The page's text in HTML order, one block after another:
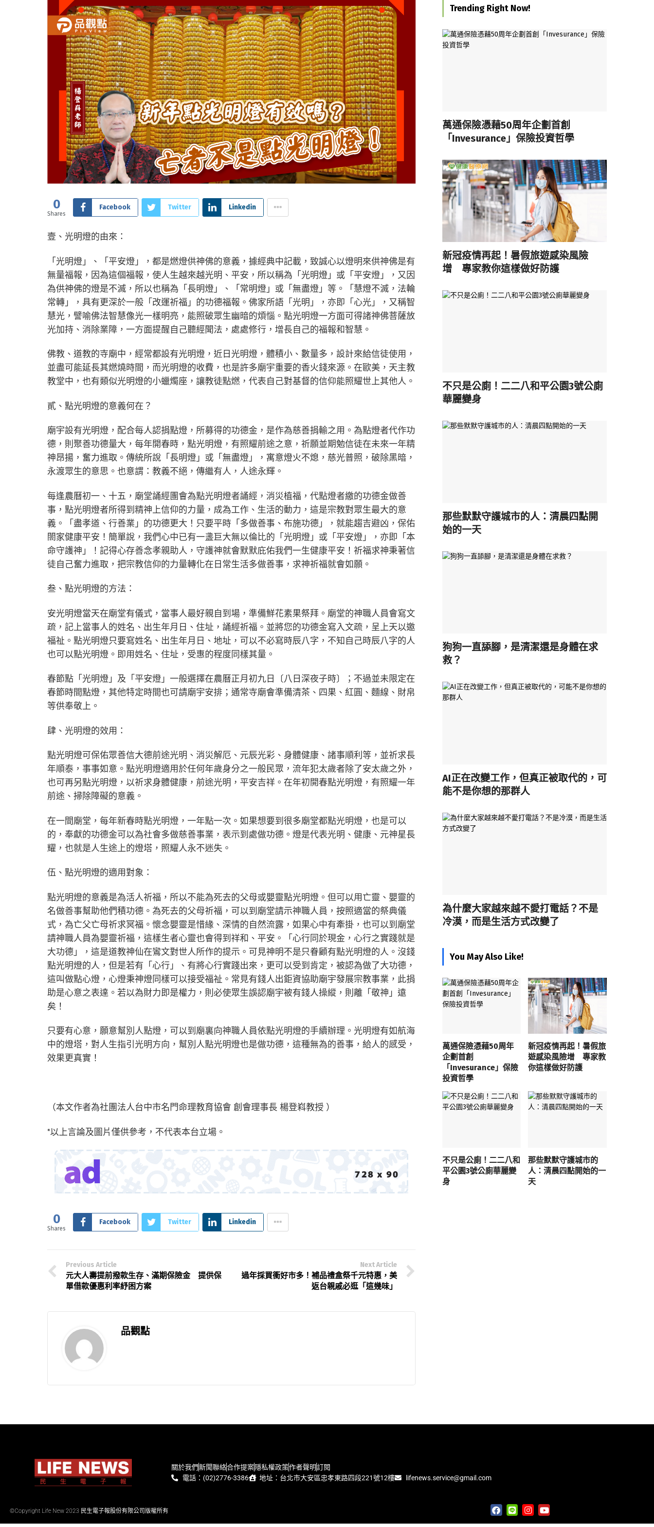
0
Shares
Facebook Twitter Linkedin
壹、光明燈的由來：
「光明燈」、「平安燈」，都是燃燈供神佛的意義，據經典中記載，致誠心以燈明來供神佛是有
無量福報，因為這個福報，使人生越來越光明、平安，所以稱為「光明燈」或「平安燈」，又因
為供神佛的燈是不滅，所以也稱為「長明燈」、「常明燈」或「無盡燈」等。「慧燈不滅，法輪
常轉」，具有更深於一般「改運祈福」的功德福報。佛家所語「光明」，亦即「心光」，又稱智
慧光，譬喻佛法智慧像光一樣明亮，能照破眾生幽暗的煩惱。點光明燈一方面可得諸神佛菩薩放
光加持、消除業障，一方面提醒自己聽經聞法，處處修行，增長自己的福報和智慧。
佛教、道教的寺廟中，經常都設有光明燈，近日光明燈，體積小、數量多，設計來給信徒使用，
並盡可能延長其燃燒時間，而光明燈的收費，也是許多廟宇重要的香火錢來源。在歐美，天主教
教堂中，也有類似光明燈的小蠟燭座，讓教徒點燃，代表自己對基督的信仰能照耀世上其他人。
貳、點光明燈的意義何在？
廟宇設有光明燈，配合每人認捐點燈，所募得的功德金，是作為慈善捐輸之用。為點燈者代作功
德，則聚善功德量大，每年開春時，點光明燈，有照耀前途之意，祈願並期勉信徒在未來一年精
神昂揚，奮力進取。傳統所說「長明燈」或「無盡燈」，寓意燈火不熄，慈光普照，破除黑暗，
永渡眾生的意思。也意謂：教義不絕，傳繼有人，人途永輝。
每逢農曆初一、十五，廟堂誦經團會為點光明燈者誦經，消災植福，代點燈者繳的功德金做善
事，點光明燈者所得到精神上信仰的力量，成為工作、生活的動力，這是宗教對眾生最大的意
義。「盡孝道、行善業」的功德更大！只要平時「多做善事、布施功德」，就能趨吉避凶，保佑
閤家健康平安！簡單說，我們心中已有一盞巨大無以倫比的「光明燈」或「平安燈」，亦即「本
命守護神」！記得心存善念孝親助人，守護神就會默默庇佑我們一生健康平安！祈福求神秉著信
徒自己奮力進取，把宗教信仰的力量轉化在日常生活多做善事，求神祈福就會如願。
叁、點光明燈的方法：
安光明燈當天在廟堂有儀式，當事人最好親自到場，準備鮮花素果祭拜。廟堂的神職人員會寫文
疏，記上當事人的姓名、出生年月日、住址，誦經祈福。並將您的功德金寫入文疏，呈上天以邀
福祉。點光明燈只要寫姓名、出生年月日、地址，可以不必寫時辰八字，不知自己時辰八字的人
也可以點光明燈。即用姓名、住址，受惠的程度同樣其量。
春節點「光明燈」及「平安燈」一般選擇在農曆正月初九日〔八日深夜子時〕；不過並未限定在
春節時間點燈，其他特定時間也可請廟宇安排；通常寺廟會準備清茶、四果、紅圓、麵線、財帛
等供奉敬上。
肆、光明燈的效用：
點光明燈可保佑眾善信大德前途光明、消災解厄、元辰光彩、身體健康、諸事順利等，並祈求長
年順泰，事事如意。點光明燈適用於任何年歲身分之一般民眾，流年犯太歲者除了安太歲之外，
也可再另點光明燈，以祈求身體健康，前途光明，平安吉祥。在年初開春點光明燈，有照耀一年
前途、掃除障礙的意義。
在一間廟堂，每年新春時點光明燈，一年點一次。如果想要到很多廟堂都點光明燈，也是可以
的，奉獻的功德金可以為社會多做慈善事業，表示到處做功德。燈是代表光明、健康、元神星長
耀，也就是人生途上的燈塔，照耀人永不迷失。
伍、點光明燈的適用對象：
點光明燈的意義是為活人祈福，所以不能為死去的父母或嬰靈點光明燈。但可以用亡靈、嬰靈的
名做善事幫助他們積功德。為死去的父母祈福，可以到廟堂請示神職人員，按照適當的祭典儀
式，為亡父亡母祈求冥福。懷念嬰靈是惜緣、深情的自然流露，如果心中有牽掛，也可以到廟堂
請神職人員為嬰靈祈福，這樣生者心靈也會得到祥和、平安。「心行同於現金，心行之實踐就是
大功德」，這是道教神仙在鸞文對世人所作的提示。可見神明不是只眷顧有點光明燈的人。沒錢
點光明燈的人，但是若有「心行」、有將心行實踐出來，更可以受到肯定，被認為做了大功德，
這叫做點心燈，心燈秉神燈同樣可以接受福祉。常見有錢人出鉅資協助廟宇發展宗教事業，此捐
助是心意之表達。若以為財力即是權力，則必使眾生誤認廟宇被有錢人操縱，則離「敬神」遠
矣！
只要有心意，願意幫別人點燈，可以到廟裏向神職人員依點光明燈的手續辦理。光明燈有如航海
中的燈塔，對人生指引光明方向，幫別人點光明燈也是做功德，這種無為的善事，給人的感受，
效果更真實！
（本文作者為社團法人台中市名門命理教育協會 創會理事長 楊登嵙教授 ）
*以上言論及圖片僅供參考，不代表本台立場。
0
Shares
Facebook Twitter Linkedin
Previous Article
元大人壽提前撥款生存、滿期保險金 提供保
單借款優惠利率紓困方案
Next Article
過年採買衝好市多！補品禮盒祭千元特惠，美
返台親戚必逛「這幾味」
品觀點
Trending Right Now!
萬通保險憑藉50周年企劃首創
「Invesurance」保險投資哲學
新冠疫情再起！暑假旅遊感染風險
增 專家教你這樣做好防護
不只是公廁！二二八和平公園3號公廁
華麗變身
那些默默守護城市的人：清晨四點開
始的一天
狗狗一直舔腳，是清潔還是身體在求
救？
AI正在改變工作，但真正被取代的，可
能不是你想的那群人
為什麼大家越來越不愛打電話？不是
冷漠，而是生活方式改變了
You May Also Like!
萬通保險憑藉50周年
企劃首創
「Invesurance」保險
投資哲學
新冠疫情再起！暑假旅
遊感染風險增 專家教
你這樣做好防護
不只是公廁！二二八和
平公園3號公廁華麗變
身
那些默默守護城市的
人：清晨四點開始的一
天
關於我們新聞聯絡合作提案隱私權政策作者聲明訂閱
電話：(02)2776-3386
地址：台北市大安區忠孝東路四段221號12樓 lifenews.service@gmail.com
©Copyright Life New 2023 民生電子報股份有限公司版權所有